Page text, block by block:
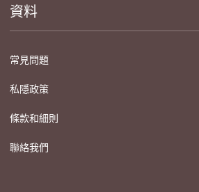
資料
常見問題
私隱政策
條款和細則
聯絡我們